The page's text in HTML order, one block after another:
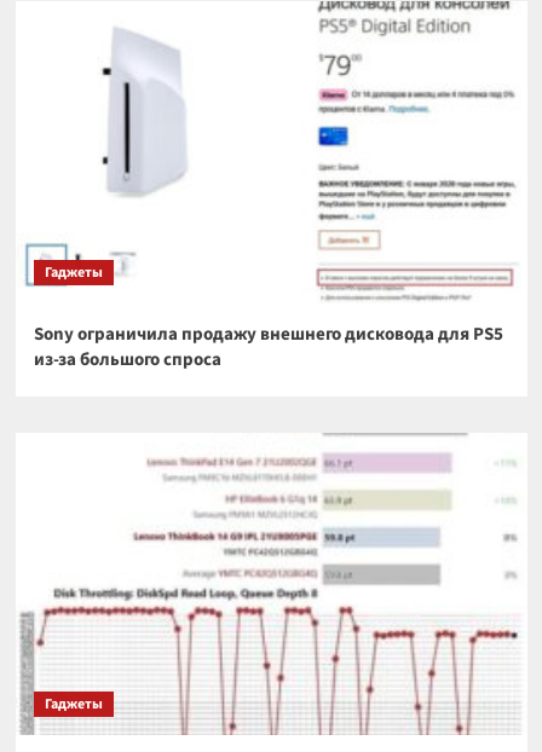
Гаджеты
Sony ограничила продажу внешнего дисковода для PS5
из-за большого спроса
Гаджеты